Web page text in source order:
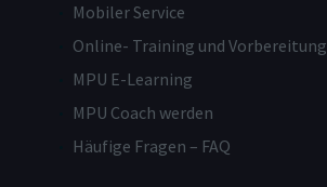
Mobiler Service
Online- Training und Vorbereitung
MPU E-Learning
MPU Coach werden
Häufige Fragen – FAQ